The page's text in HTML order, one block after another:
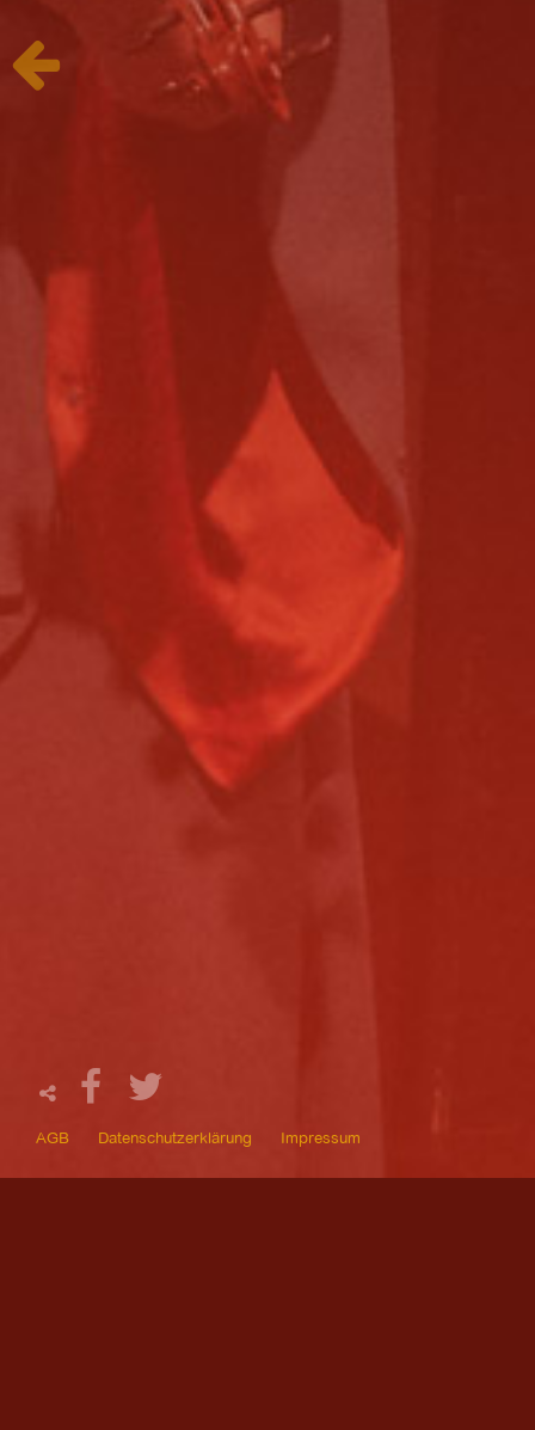
AGB Datenschutzerklärung Impressum